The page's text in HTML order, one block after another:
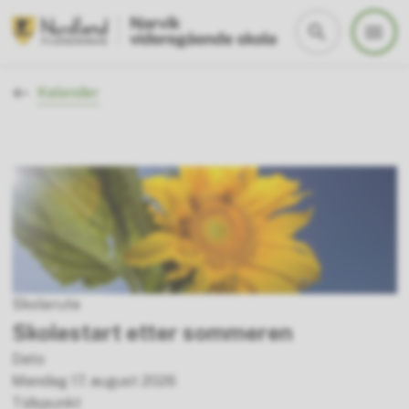
Du er her:
Kalender
Skolerute
Skolestart etter sommeren
Dato
Mandag 17. august 2026
Tidspunkt